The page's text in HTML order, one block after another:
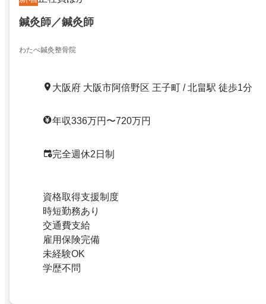
鍼灸師／鍼灸師
わたべ鍼灸整骨院
大阪府 大阪市阿倍野区 王子町 / 北畠駅 徒歩1分
年収336万円〜720万円
完全週休2日制
資格取得支援制度
時短勤務あり
交通費支給
雇用保険完備
未経験OK
学歴不問